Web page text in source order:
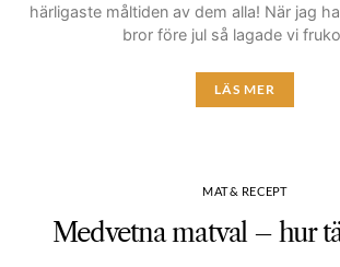
härligaste måltiden av dem alla! När jag
bror före jul så lagade vi
LÄS MER
MAT & RECEPT
Medvetna matval – hur